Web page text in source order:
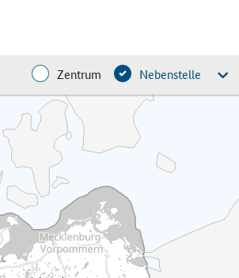
Zentrum Nebenstelle